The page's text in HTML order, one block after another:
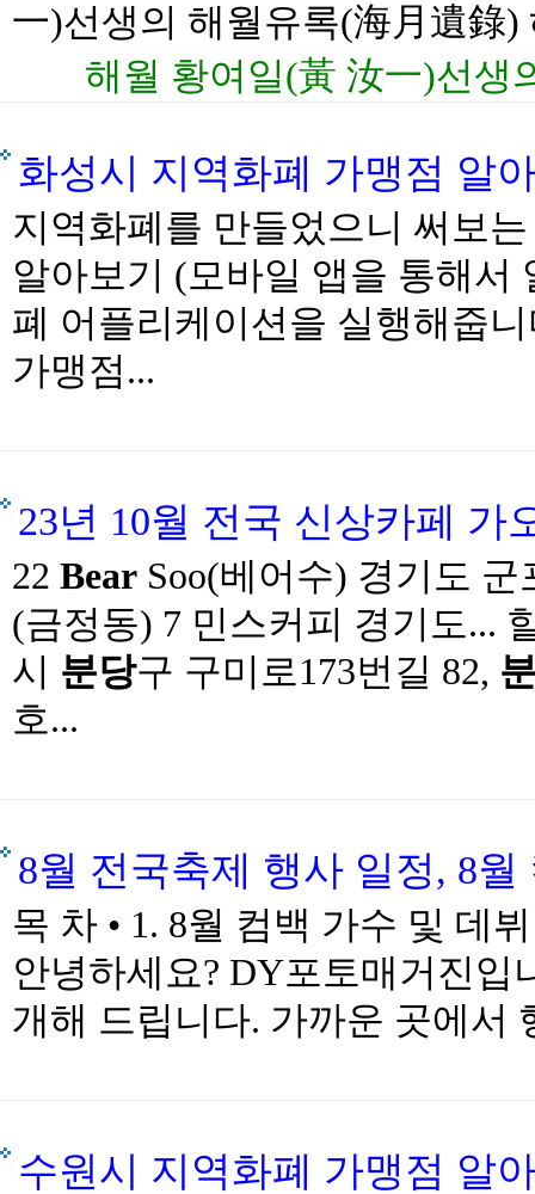
一)선생의 해월유록(海月遺錄)
해월 황여일(黃 汝一)선생
화성시 지역화폐 가맹점 알
지역화폐를 만들었으니 써보
알아보기 (모바일 앱을 통해서
폐 어플리케이션을 실행해줍
가맹점...
23년 10월 전국 신상카페 가
22 Bear Soo(베어수) 경기도 군
(금정동) 7 민스커피 경기도...
시 분당구 구미로173번길 82,
호...
8월 전국축제 행사 일정, 8
목 차 • 1. 8월 컴백 가수 및 데
안녕하세요? DY포토매거진입
개해 드립니다. 가까운 곳에서
수원시 지역화폐 가맹점 알